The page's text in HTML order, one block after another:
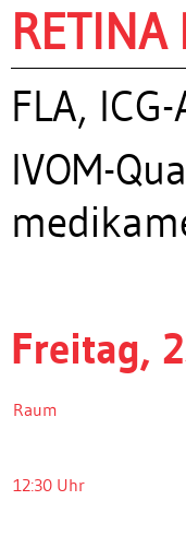
FLA,
IVOM-
Freitag,
Raum
12:30 Uhr